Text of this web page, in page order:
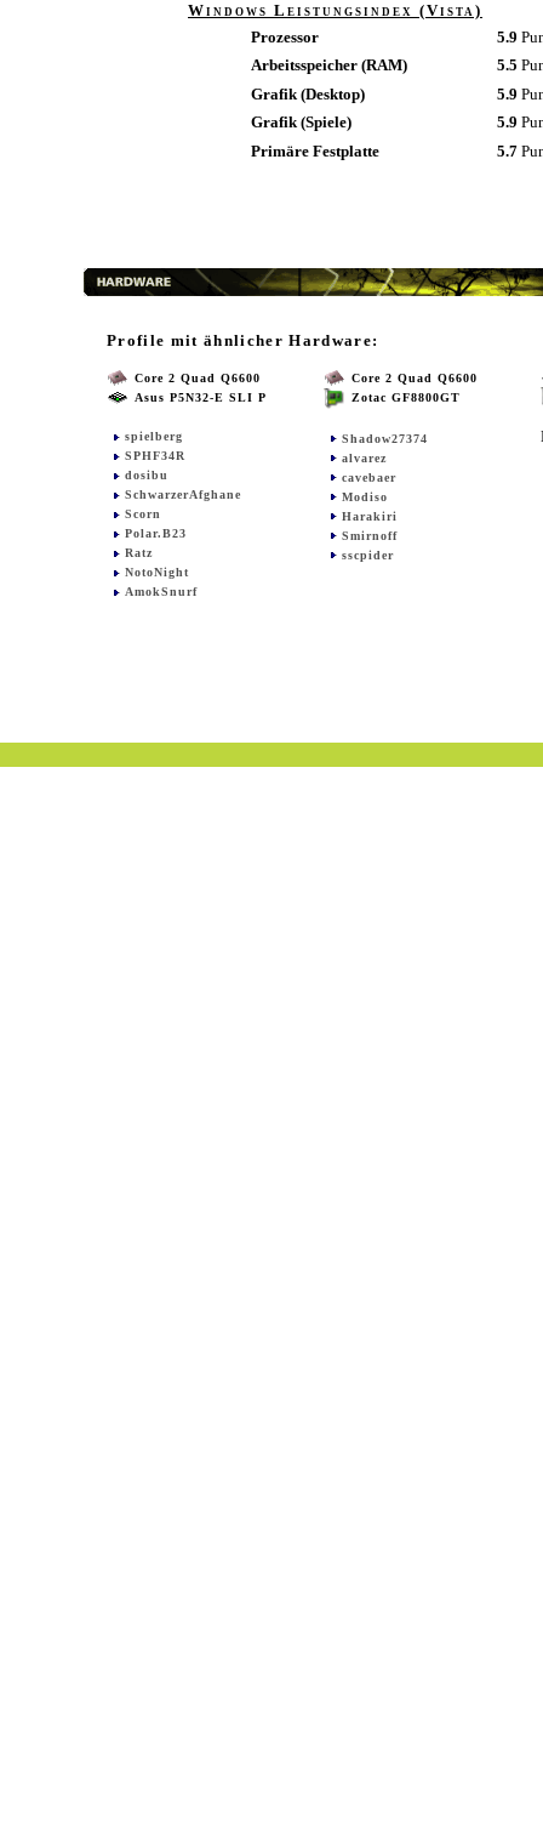
Windows Leistungsindex (Vista)
Prozessor
5.9
Arbeitsspeicher (RAM)
5.5
Grafik (Desktop)
5.9
Grafik (Spiele)
5.9
Primäre Festplatte
5.7
Profile mit ähnlicher Hardware:
Core 2 Quad Q6600
Asus P5N32-E SLI P
spielberg
SPHF34R
dosibu
SchwarzerAfghane
Scorn
Polar.B23
Ratz
NotoNight
AmokSnurf
Core 2 Quad Q6600
Zotac GF8800GT
Shadow27374
alvarez
cavebaer
Modiso
Harakiri
Smirnoff
sscpider